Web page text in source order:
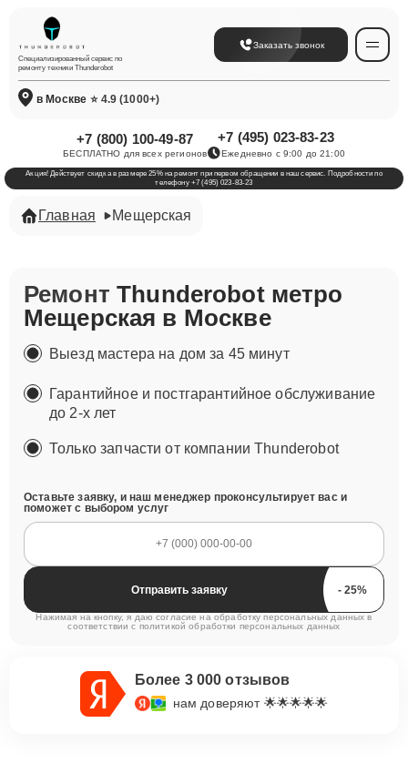
Специализированный сервис по
ремонту техники Thunderobot
Заказать звонок
в Москве ⭐ 4.9 (1000+)
+7 (800) 100-49-87
БЕСПЛАТНО для всех регионов
+7 (495) 023-83-23
Ежедневно с 9:00 до 21:00
Акция! Действует скидка в размере 25% на ремонт при первом обращении в наш сервис. Подробности по
телефону +7 (495) 023-83-23
Главная Мещерская
РемонтThunderobot метро
Мещерская в Москве
Выезд мастера на дом за 45 минут
Гарантийное и постгарантийное обслуживание
до 2-х лет
Только запчасти от компании Thunderobot
Оставьте заявку, и наш менеджер проконсультирует вас и
поможет с выбором услуг
Отправить заявку
Нажимая на кнопку, я даю согласие на обработку персональных данных в
соответствии с политикой обработки персональных данных
Более 3 000 отзывов
нам доверяют 🌟🌟🌟🌟🌟